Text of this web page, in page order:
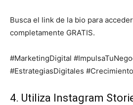
Busca el link de la bio para
completamente GRATIS.
#MarketingDigital
#EstrategiasDigitales
4. Utiliza Instagram